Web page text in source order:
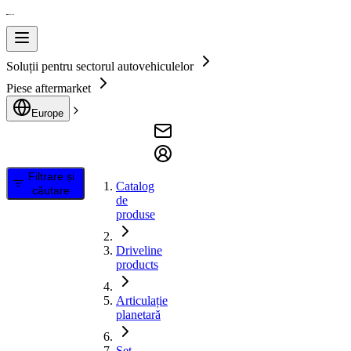
Soluții pentru sectorul autovehiculelor
Piese aftermarket
Europe
Filtrare și
căutare
Catalog
de
produse
Driveline
products
Articulație
planetară